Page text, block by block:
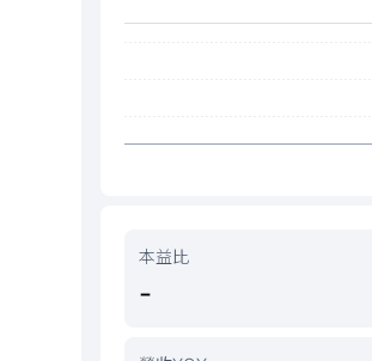
本益比
-